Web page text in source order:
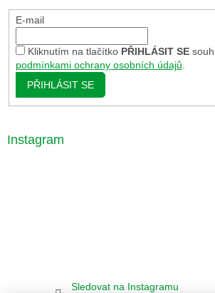
E-mail
Kliknutím na tlačítko PŘIHLÁSIT SE
podmínkami ochrany osobních údajů
PŘIHLÁSIT SE
Instagram
Sledovat na Instagramu